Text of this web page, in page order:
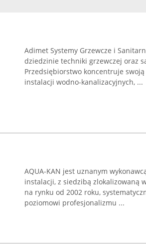
Adimet Systemy Grzewcze i
dziedzinie techniki grzewczej oraz
Przedsiębiorstwo koncentruje
instalacji wodno-kanalizacyjnych, ...
AQUA-KAN jest uznanym
instalacji, z siedzibą zlokalizowaną
na rynku od 2002 roku,
poziomowi profesjonalizmu ...